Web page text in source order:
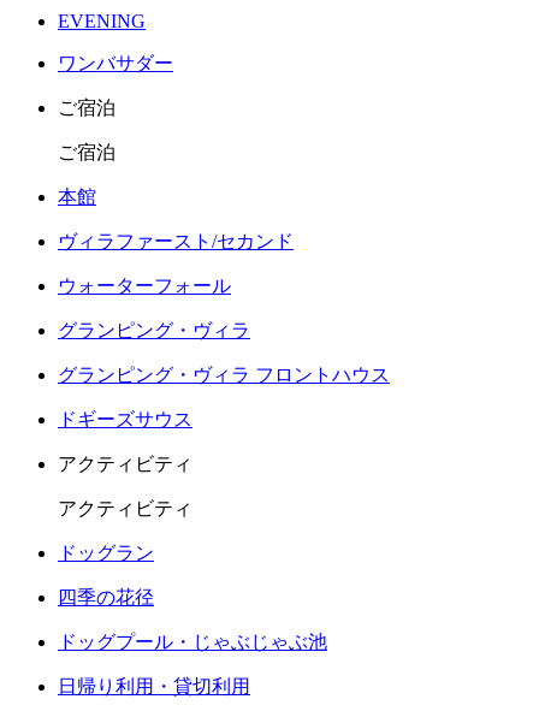
EVENING
ワンバサダー
ご宿泊
ご宿泊
本館
ヴィラファースト/セカンド
ウォーターフォール
グランピング・ヴィラ
グランピング・ヴィラ フロントハウス
ドギーズサウス
アクティビティ
アクティビティ
ドッグラン
四季の花径
ドッグプール・じゃぶじゃぶ池
日帰り利用・貸切利用